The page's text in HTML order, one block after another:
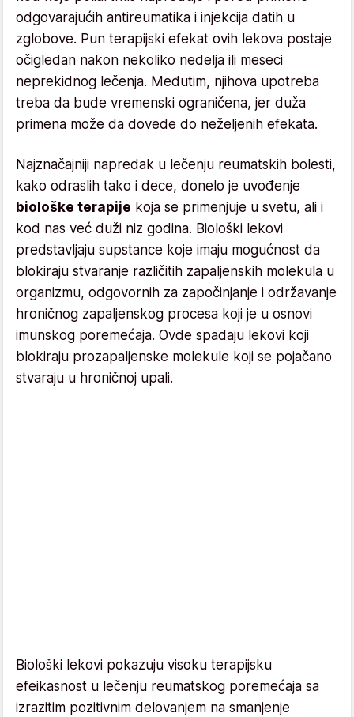
odgovarajućih antireumatika i injekcija datih u
zglobove. Pun terapijski efekat ovih lekova postaje
očigledan nakon nekoliko nedelja ili meseci
neprekidnog lečenja. Međutim, njihova upotreba
treba da bude vremenski ograničena, jer duža
primena može da dovede do neželjenih efekata.
Najznačajniji napredak u lečenju reumatskih bolesti,
kako odraslih tako i dece, donelo je uvođenje
biološke terapije koja se primenjuje u svetu, ali i
kod nas već duži niz godina. Biološki lekovi
predstavljaju supstance koje imaju mogućnost da
blokiraju stvaranje različitih zapaljenskih molekula u
organizmu, odgovornih za započinjanje i održavanje
hroničnog zapaljenskog procesa koji je u osnovi
imunskog poremećaja. Ovde spadaju lekovi koji
blokiraju prozapaljenske molekule koji se pojačano
stvaraju u hroničnoj upali.
Biološki lekovi pokazuju visoku terapijsku
efeikasnost u lečenju reumatskog poremećaja sa
izrazitim pozitivnim delovanjem na smanjenje